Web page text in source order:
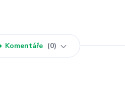
Komentáře 0